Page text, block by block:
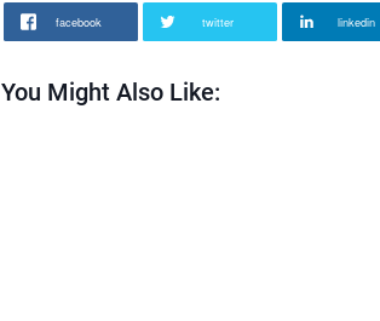
facebook twitter linkedin
You Might Also Like: